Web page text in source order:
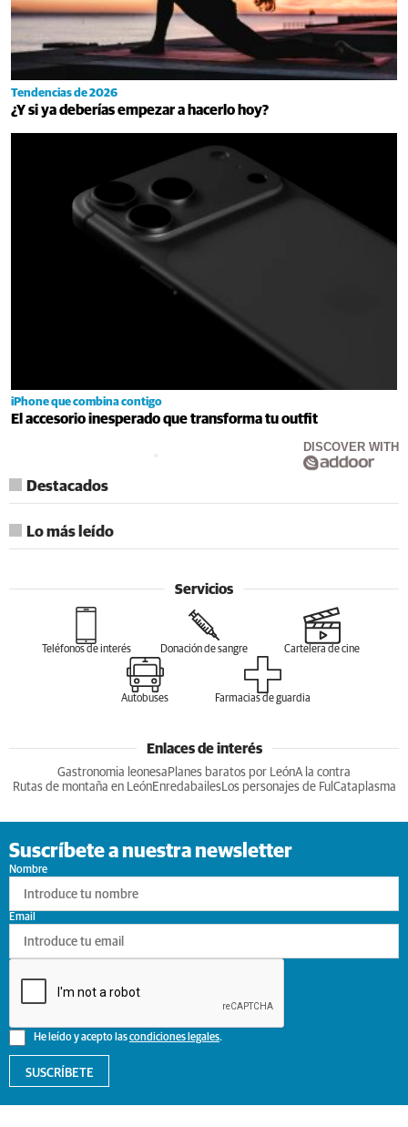
Tendencias de 2026
¿Y si ya deberías empezar a hacerlo hoy?
iPhone que combina contigo
El accesorio inesperado que transforma tu outfit
DISCOVER WITH
Destacados
Lo más leído
Servicios
Teléfonos de interés Donación de sangre Cartelera de cine
Autobuses Farmacias de guardia
Enlaces de interés
Gastronomia leonesa Planes baratos por LeónA la contra
Rutas de montaña en LeónEnredabailesLos personajes de Ful Cataplasma
Suscríbete a nuestra newsletter
Nombre
He leído y acepto lascondiciones legales.
Email
SUSCRÍBETE